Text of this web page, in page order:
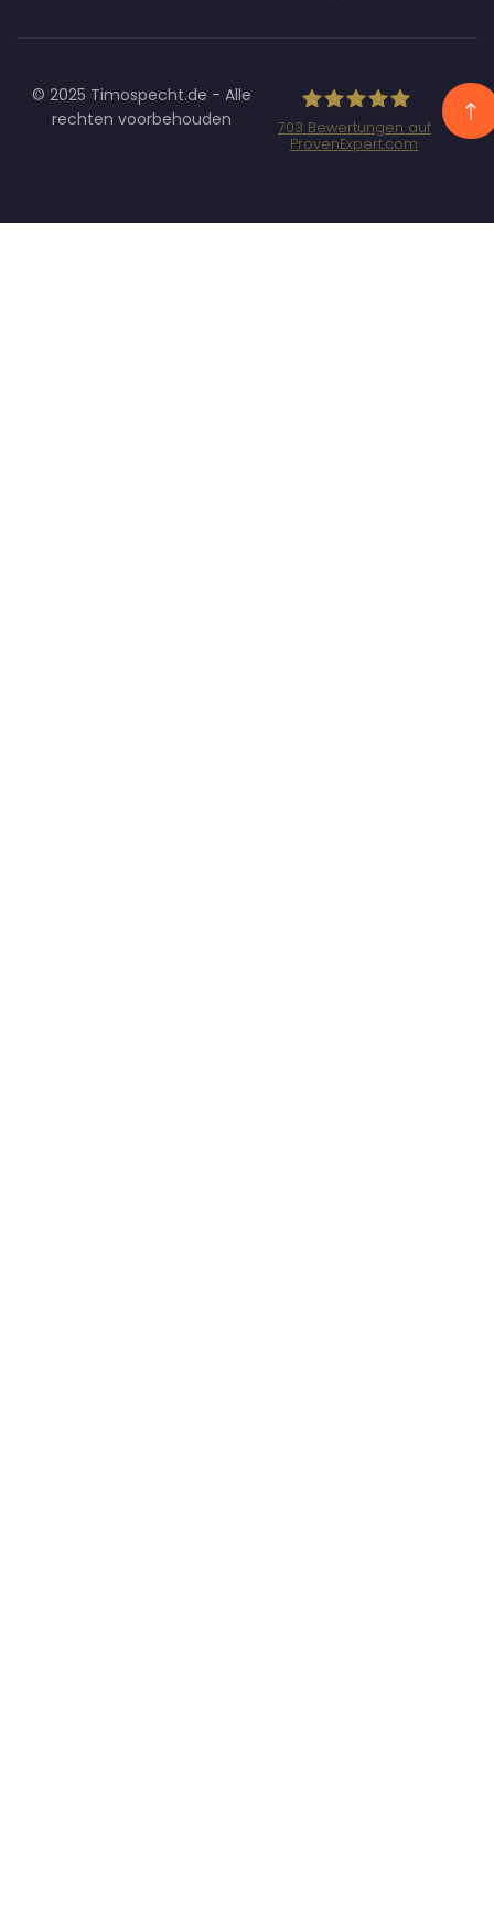
© 2025 Timospecht.de - Alle
rechten voorbehouden
Marketing GmbH
703 Bewertungen auf
ProvenExpert.com